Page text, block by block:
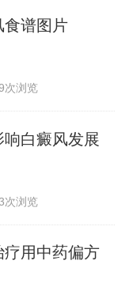
食谱图片
次浏览
白癜风发展
次浏览
疗用中药偏方